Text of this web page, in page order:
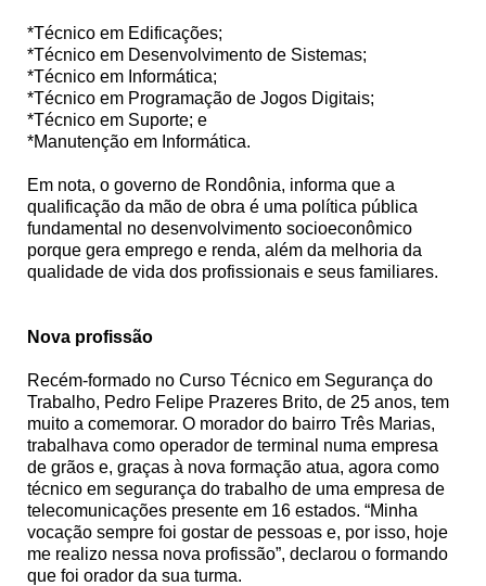
*Técnico em Edificações;
*Técnico em Desenvolvimento de Sistemas;
*Técnico em Informática;
*Técnico em Programação de Jogos Digitais;
*Técnico em Suporte; e
*Manutenção em Informática.
Em nota, o governo de Rondônia, informa que a
qualificação da mão de obra é uma política pública
fundamental no desenvolvimento socioeconômico
porque gera emprego e renda, além da melhoria da
qualidade de vida dos profissionais e seus familiares.
Nova profissão
Recém-formado no Curso Técnico em Segurança do
Trabalho, Pedro Felipe Prazeres Brito, de 25 anos, tem
muito a comemorar. O morador do bairro Três Marias,
trabalhava como operador de terminal numa empresa
de grãos e, graças à nova formação atua, agora como
técnico em segurança do trabalho de uma empresa de
telecomunicações presente em 16 estados. “Minha
vocação sempre foi gostar de pessoas e, por isso, hoje
me realizo nessa nova profissão”, declarou o formando
que foi orador da sua turma.